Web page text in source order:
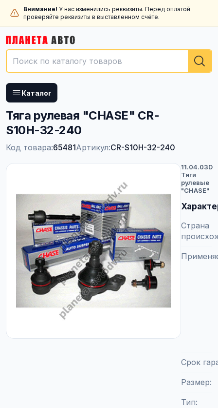
Внимание! У нас изменились реквизиты. Перед оплатой
проверяйте реквизиты в выставленном счёте.
Каталог
Тяга рулевая "CHASE" CR-
S10H-32-240
Код товара:65481Артикул:CR-S10H-32-240
11.04.03D
Тяги
рулевые
"CHASE"
Страна
Срок
Размер
Тип